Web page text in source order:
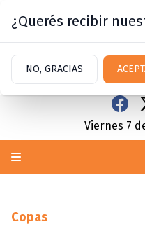
Viernes 7
Copas
¿Querés recibir
NO, GRACIAS